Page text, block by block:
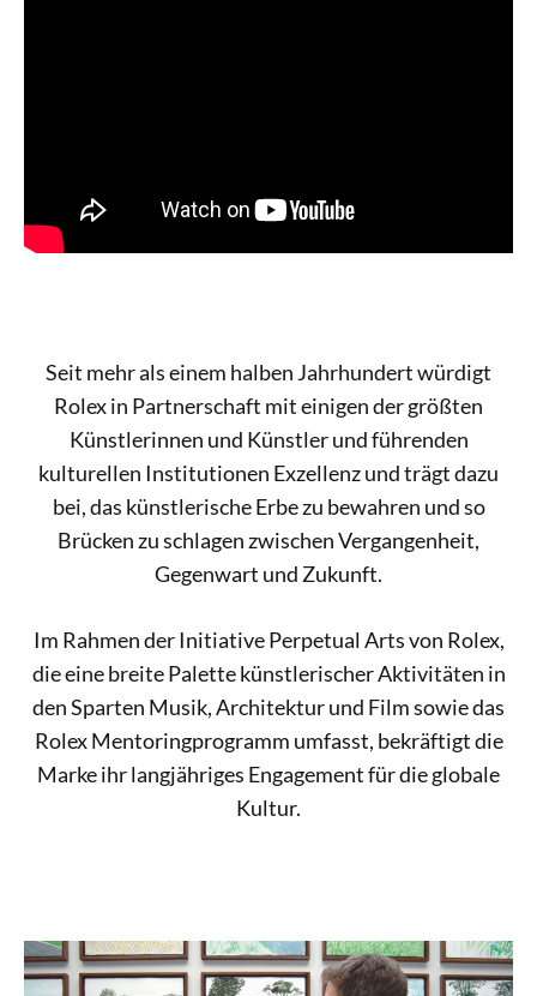
Seit mehr als einem halben Jahrhundert würdigt
Rolex in Partnerschaft mit einigen der größten
Künstlerinnen und Künstler und führenden
kulturellen Institutionen Exzellenz und trägt dazu
bei, das künstlerische Erbe zu bewahren und so
Brücken zu schlagen zwischen Vergangenheit,
Gegenwart und Zukunft.
Im Rahmen der Initiative Perpetual Arts von Rolex,
die eine breite Palette künstlerischer Aktivitäten in
den Sparten Musik, Architektur und Film sowie das
Rolex Mentoringprogramm umfasst, bekräftigt die
Marke ihr langjähriges Engagement für die globale
Kultur.